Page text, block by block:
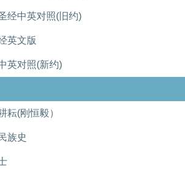
经中英对照(旧约)
英文版
英对照(新约)
耘(刚恒毅）
族史